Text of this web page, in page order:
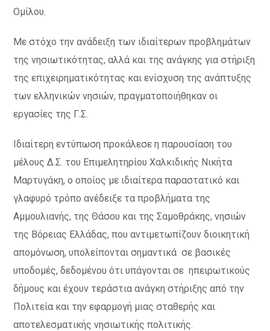
Ομίλου.
Με στόχο την ανάδειξη των ιδιαίτερων προβλημάτων
της νησιωτικότητας, αλλά και της ανάγκης για στήριξη
της επιχειρηματικότητας και ενίσχυση της ανάπτυξης
των ελληνικών νησιών, πραγματοποιήθηκαν οι
εργασίες της Γ.Σ.
Ιδιαίτερη εντύπωση προκάλεσε η παρουσίαση του
μέλους Δ.Σ. του Επιμελητηρίου Χαλκιδικής Νικήτα
Μαρτυγάκη, ο οποίος με ιδιαίτερα παραστατικό και
γλαφυρό τρόπο ανέδειξε τα προβλήματα της
Αμμουλιανής, της Θάσου και της Σαμοθράκης, νησιών
της Βόρειας Ελλάδας, που αντιμετωπίζουν διοικητική
απομόνωση, υπολείπονται σημαντικά σε βασικές
υποδομές, δεδομένου ότι υπάγονται σε ηπειρωτικούς
δήμους και έχουν τεράστια ανάγκη στήριξης από την
Πολιτεία και την εφαρμογή μιας σταθερής και
αποτελεσματικής νησιωτικής πολιτικής.